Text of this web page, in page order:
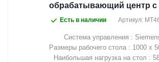
обрабатывающий центр
Есть в наличии Артикул:
Система управления :
Размеры рабочего стола : 1000 х
Наибольшая нагрузка на стол :